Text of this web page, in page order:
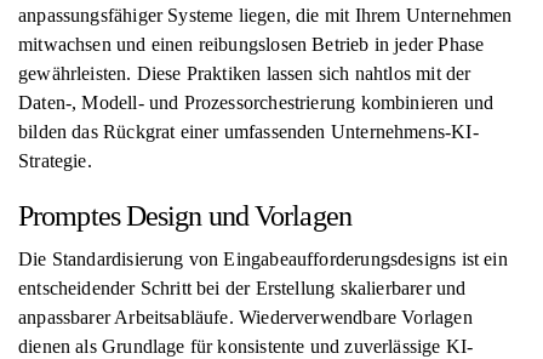
anpassungsfähiger Systeme liegen, die mit Ihrem Unternehmen
mitwachsen und einen reibungslosen Betrieb in jeder Phase
gewährleisten. Diese Praktiken lassen sich nahtlos mit der
Daten-, Modell- und Prozessorchestrierung kombinieren und
bilden das Rückgrat einer umfassenden Unternehmens-KI-
Strategie.
Promptes Design und Vorlagen
Die Standardisierung von Eingabeaufforderungsdesigns ist ein
entscheidender Schritt bei der Erstellung skalierbarer und
anpassbarer Arbeitsabläufe. Wiederverwendbare Vorlagen
dienen als Grundlage für konsistente und zuverlässige KI-